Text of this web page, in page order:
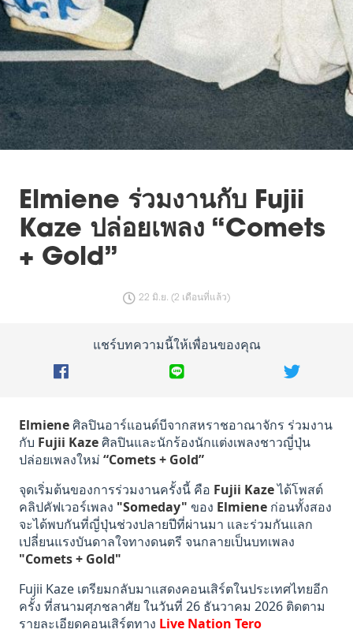
Elmiene ร่วมงานกับ Fujii
Kaze ปล่อยเพลง “Comets
+ Gold”
22 มิ.ย. (2 เดือนที่แล้ว)
แชร์บทความนี้ให้เพื่อนของคุณ
Elmieneศิลปินอาร์แอนด์บีจากสหราชอาณาจักร ร่วมงาน
กับ Fujii Kazeศิลปินและนักร้องนักแต่งเพลงชาวญี่ปุ่น
ปล่อยเพลงใหม่ “Comets + Gold”
จุดเริ่มต้นของการร่วมงานครั้งนี้ คือ Fujii Kazeได้โพสต์
คลิปคัฟเวอร์เพลง "Someday" ของ Elmiene ก่อนทั้งสอง
จะได้พบกันที่ญี่ปุ่นช่วงปลายปีที่ผ่านมา และร่วมกันแลก
เปลี่ยนแรงบันดาลใจทางดนตรี จนกลายเป็นบทเพลง
"Comets + Gold"
Fujii Kaze เตรียมกลับมาแสดงคอนเสิร์ตในประเทศไทยอีก
ครั้ง ที่สนามศุภชลาศัย ในวันที่ 26 ธันวาคม 2026 ติดตาม
รายละเอียดคอนเสิร์ตทาง Live Nation Tero